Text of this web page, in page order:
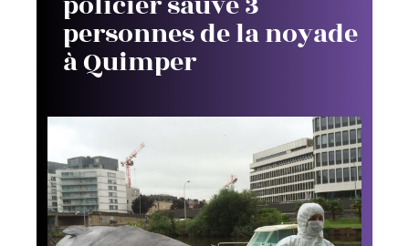
personnes de la noyade
à Quimper